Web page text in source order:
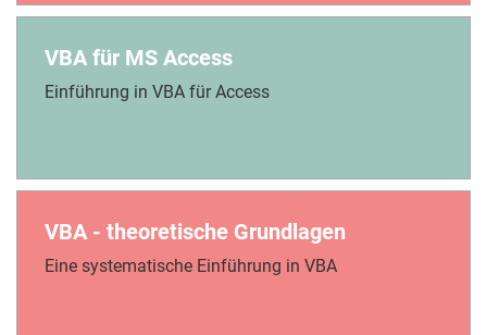
VBA für MS Access
Einführung in VBA für Access
VBA - theoretische Grundlagen
Eine systematische Einführung in VBA